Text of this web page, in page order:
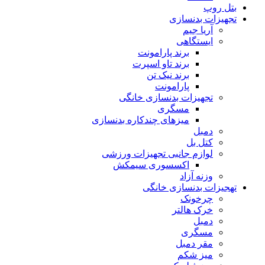
بتل روپ
تجهیزات بدنسازی
آریا جیم
ایستگاهی
برند پارامونت
برند تاو اسپرت
برند نیک تن
پارامونت
تجهیزات بدنسازی خانگی
مسگری
میزهای چندکاره بدنسازی
دمبل
کتل بل
لوازم جانبی تجهیزات ورزشی
اکسسوری سیمکش
وزنه آزاد
تهجیزات بدنسازی خانگی
چرخونک
خرک هالتر
دمبل
مسگری
مقر دمبل
میز شکم